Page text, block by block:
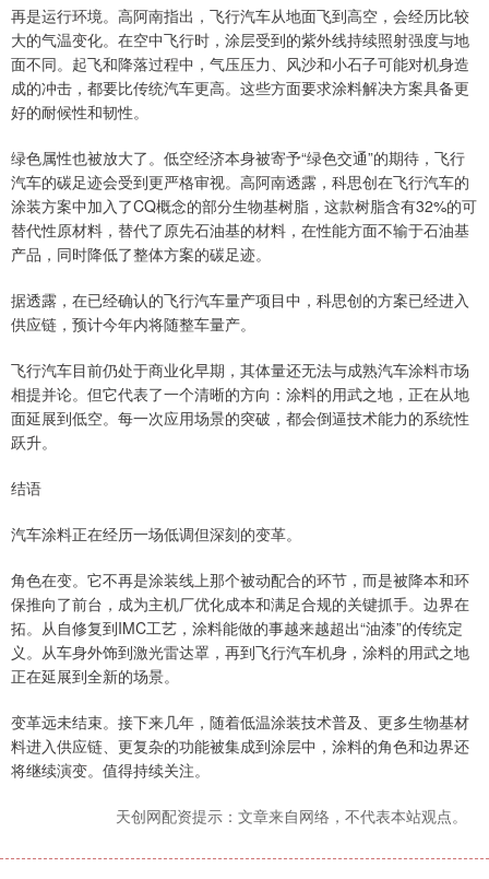
再是运行环境。高阿南指出，飞行汽车从地面飞到高空，会经历比较
大的气温变化。在空中飞行时，涂层受到的紫外线持续照射强度与地
面不同。起飞和降落过程中，气压压力、风沙和小石子可能对机身造
成的冲击，都要比传统汽车更高。这些方面要求涂料解决方案具备更
好的耐候性和韧性。
绿色属性也被放大了。低空经济本身被寄予“绿色交通”的期待，飞行
汽车的碳足迹会受到更严格审视。高阿南透露，科思创在飞行汽车的
涂装方案中加入了CQ概念的部分生物基树脂，这款树脂含有32%的可
替代性原材料，替代了原先石油基的材料，在性能方面不输于石油基
产品，同时降低了整体方案的碳足迹。
据透露，在已经确认的飞行汽车量产项目中，科思创的方案已经进入
供应链，预计今年内将随整车量产。
飞行汽车目前仍处于商业化早期，其体量还无法与成熟汽车涂料市场
相提并论。但它代表了一个清晰的方向：涂料的用武之地，正在从地
面延展到低空。每一次应用场景的突破，都会倒逼技术能力的系统性
跃升。
结语
汽车涂料正在经历一场低调但深刻的变革。
角色在变。它不再是涂装线上那个被动配合的环节，而是被降本和环
保推向了前台，成为主机厂优化成本和满足合规的关键抓手。边界在
拓。从自修复到IMC工艺，涂料能做的事越来越超出“油漆”的传统定
义。从车身外饰到激光雷达罩，再到飞行汽车机身，涂料的用武之地
正在延展到全新的场景。
变革远未结束。接下来几年，随着低温涂装技术普及、更多生物基材
料进入供应链、更复杂的功能被集成到涂层中，涂料的角色和边界还
将继续演变。值得持续关注。
天创网配资提示：文章来自网络，不代表本站观点。